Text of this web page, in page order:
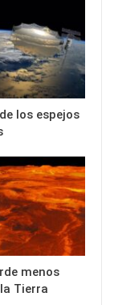
los espejos
menos
Tierra